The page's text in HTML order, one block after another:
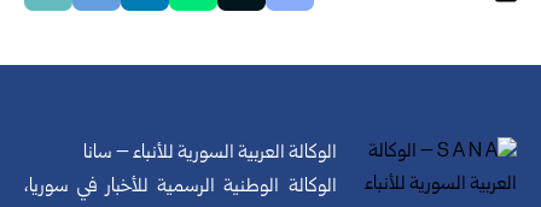
الوكالة العربية السورية للأنباء – سانا
الوكالة الوطنية الرسمية للأخبار في سوريا،